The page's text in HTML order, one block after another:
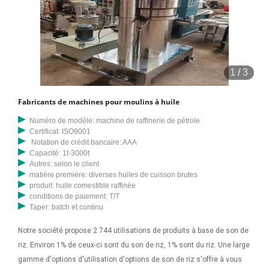
1 /3
Fabricants de machines pour moulins à huile
Numéro de modèle: machine de raffinerie de pétrole
Certificat: ISO9001
Notation de crédit bancaire: AAA
Capacité: 1t-3000t
Autres: selon le client
matière première: diverses huiles de cuisson brutes
produit: huile comestible raffinée
conditions de paiement: T/T
Taper: batch et continu
Notre société propose 2 744 utilisations de produits à base de son de
riz. Environ 1% de ceux-ci sont du son de riz, 1% sont du riz. Une large
gamme d'options d'utilisation d'options de son de riz s'offre à vous